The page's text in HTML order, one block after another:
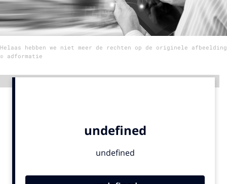
9 sept: GenAI-training
12 nov: MarketingLive!
Adverteren
Events
Helaas hebben we niet meer de rechten op de originele afbeelding
© adformatie